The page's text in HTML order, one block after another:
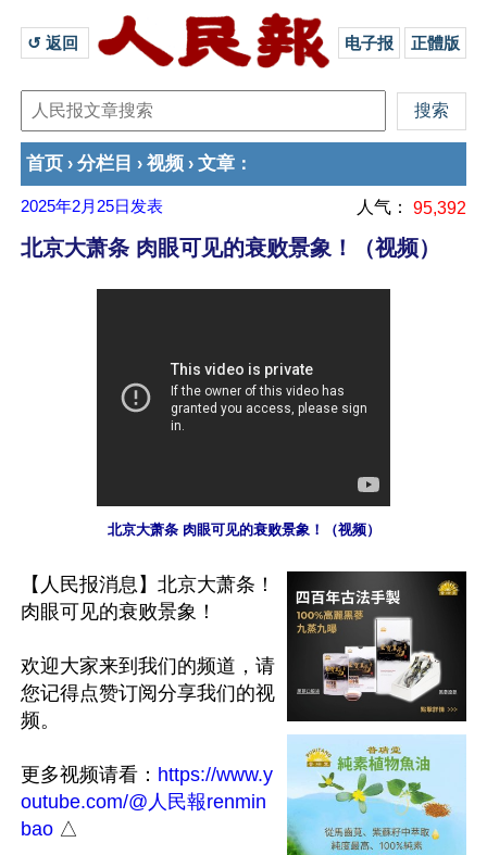
↺ 返回 电子报 正體版
首页 › 分栏目 › 视频 › 文章 ：
2025年2月25日 发表 人气： 95,392
北京大萧条 肉眼可见的衰败景象！（视频）
北京大萧条 肉眼可见的衰败景象！（视频）
【人民报消息】北京大萧条！
肉眼可见的衰败景象！
欢迎大家来到我们的频道，请
您记得点赞订阅分享我们的视
频。
更多视频请看： https://www.y
outube.com/@人民報renmin
bao